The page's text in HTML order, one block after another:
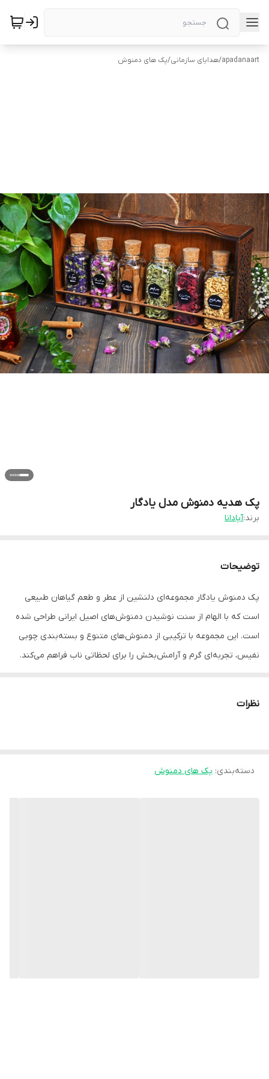
apadanaart
/هدایای سازمانی/پک های دمنوش
پک هدیه دمنوش مدل یادگار
برند:آپادانا
توضیحات
پک دمنوش یادگار مجموعه‌ای دلنشین از عطر و طعم گیاهان طبیعی
است که با الهام از سنت نوشیدن دمنوش‌های اصیل ایرانی طراحی شده
است. این مجموعه با ترکیبی از دمنوش‌های متنوع و بسته‌بندی چوبی
نفیس، تجربه‌ای گرم و آرامش‌بخش را برای لحظاتی ناب فراهم می‌کند.
دسته کنفی قرار گرفته‌اند. طراحی خاص این جعبه علاوه بر محافظت از
پک یادگار، انتخابی شیک و دلنشین برای هدیه‌ای سازمانی که عطر خوش
نظرات
دسته‌بندی: پک های دمنوش